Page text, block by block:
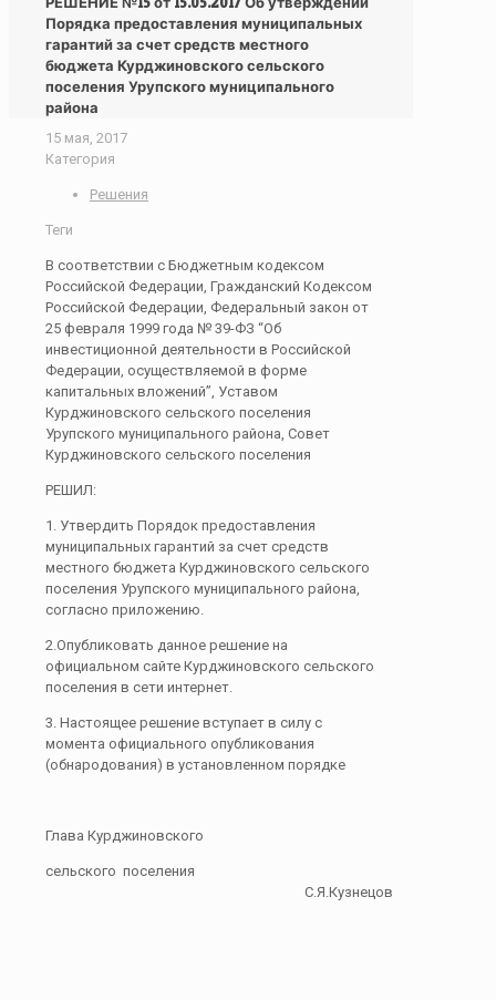
Порядка предоставления муниципальных
гарантий за счет средств местного
бюджета Курджиновского сельского
поселения Урупского муниципального
района
15 мая, 2017
Категория
Решения
Теги
В соответствии с Бюджетным кодексом
Российской Федерации, Гражданский Кодексом
Российской Федерации, Федеральный закон от
25 февраля 1999 года № 39-ФЗ “Об
инвестиционной деятельности в Российской
Федерации, осуществляемой в форме
капитальных вложений”, Уставом
Курджиновского сельского поселения
Урупского муниципального района, Совет
Курджиновского сельского поселения
РЕШИЛ:
1.​ Утвердить Порядок предоставления
муниципальных гарантий за счет средств
местного бюджета Курджиновского сельского
поселения Урупского муниципального района,
согласно приложению.
2.Опубликовать данное решение на
официальном сайте Курджиновского сельского
поселения в сети интернет.
3.​ Настоящее решение вступает в силу с
момента официального опубликования
(обнародования) в установленном порядке
Глава Курджиновского
сельского поселения
С.Я.Кузнецов